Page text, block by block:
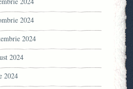
2024
2024
2024
2024